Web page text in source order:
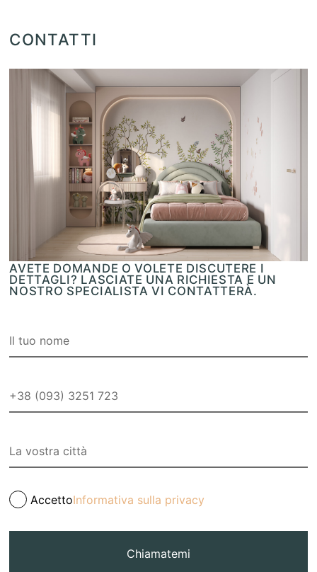
CONTATTI
AVETE DOMANDE O VOLETE DISCUTERE I
DETTAGLI? LASCIATE UNA RICHIESTA E UN
NOSTRO SPECIALISTA VI CONTATTERÀ.
AccettoInformativa sulla privacy
Chiamatemi